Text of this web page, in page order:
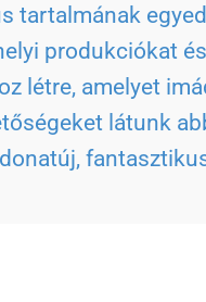
tartalmának
produkciókat
létre, amelyet
látunk